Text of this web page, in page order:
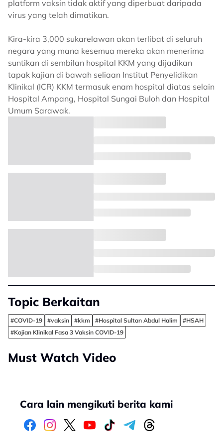
platform vaksin tidak aktif yang diperbuat daripada
virus yang telah dimatikan.
Kira-kira 3,000 sukarelawan akan terlibat di seluruh
negara yang mana kesemua mereka akan menerima
suntikan di sembilan hospital KKM yang dijadikan
tapak kajian di bawah seliaan Institut Penyelidikan
Klinikal (ICR) KKM termasuk enam hospital diatas selain
Hospital Ampang, Hospital Sungai Buloh dan Hospital
Umum Sarawak.
Topic Berkaitan
#COVID-19 #vaksin #kkm #Hospital Sultan Abdul Halim
#HSAH
#Kajian Klinikal Fasa 3 Vaksin COVID-19
Must Watch Video
Cara lain mengikuti berita kami